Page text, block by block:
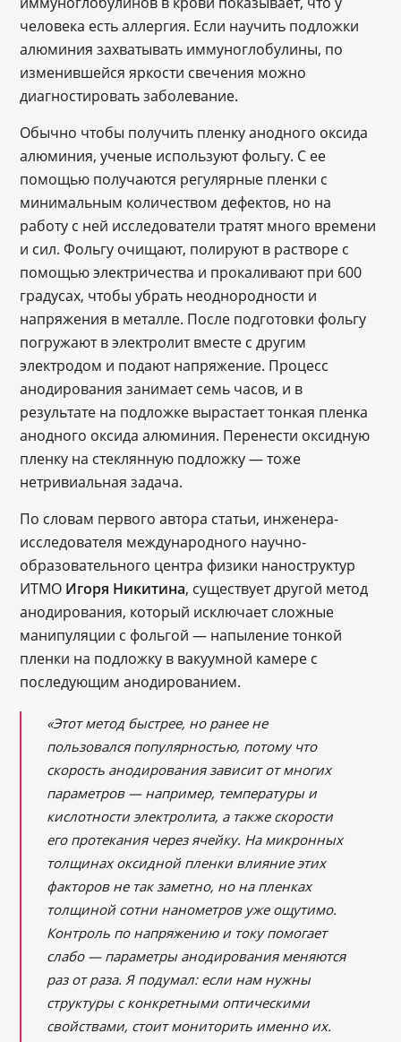
человека есть аллергия. Если научить подложки
алюминия захватывать иммуноглобулины, по
изменившейся яркости свечения можно
диагностировать заболевание.
Обычно чтобы получить пленку анодного оксида
алюминия, ученые используют фольгу. С ее
помощью получаются регулярные пленки с
минимальным количеством дефектов, но на
работу с ней исследователи тратят много времени
и сил. Фольгу очищают, полируют в растворе с
помощью электричества и прокаливают при 600
градусах, чтобы убрать неоднородности и
напряжения в металле. После подготовки фольгу
погружают в электролит вместе с другим
электродом и подают напряжение. Процесс
анодирования занимает семь часов, и в
результате на подложке вырастает тонкая пленка
анодного оксида алюминия. Перенести оксидную
пленку на стеклянную подложку — тоже
нетривиальная задача.
По словам первого автора статьи, инженера-
исследователя международного научно-
образовательного центра физики наноструктур
ИТМО Игоря Никитина, существует другой метод
анодирования, который исключает сложные
манипуляции с фольгой — напыление тонкой
пленки на подложку в вакуумной камере с
последующим анодированием.
«Этот метод быстрее, но ранее не
пользовался популярностью, потому что
скорость анодирования зависит от многих
параметров — например, температуры и
кислотности электролита, а также скорости
его протекания через ячейку. На микронных
толщинах оксидной пленки влияние этих
факторов не так заметно, но на пленках
толщиной сотни нанометров уже ощутимо.
Контроль по напряжению и току помогает
слабо — параметры анодирования меняются
раз от раза. Я подумал: если нам нужны
структуры с конкретными оптическими
свойствами, стоит мониторить именно их.